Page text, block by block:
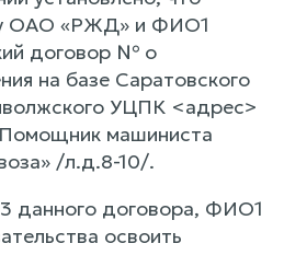
ОАО «РЖД» и ФИО1
договор № о
на базе Саратовского
УЦПК <адрес>
машиниста
/л.д.8-10/.
данного договора, ФИО1
освоить